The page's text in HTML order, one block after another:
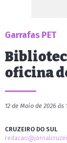
Garrafas PET
oficina
12 de Maio de 2026 às
CRUZEIRO DO SUL